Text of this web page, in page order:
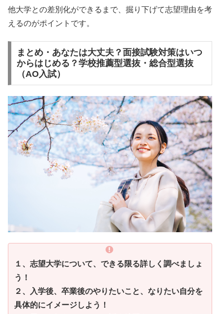
他大学との差別化ができるまで、掘り下げて志望理由を考
えるのがポイントです。
まとめ・あなたは大丈夫？面接試験対策はいつ
からはじめる？学校推薦型選抜・総合型選抜
（AO入試）
１、志望大学について、できる限る詳しく調べましょ
う！
２、入学後、卒業後のやりたいこと、なりたい自分を
具体的にイメージしよう！